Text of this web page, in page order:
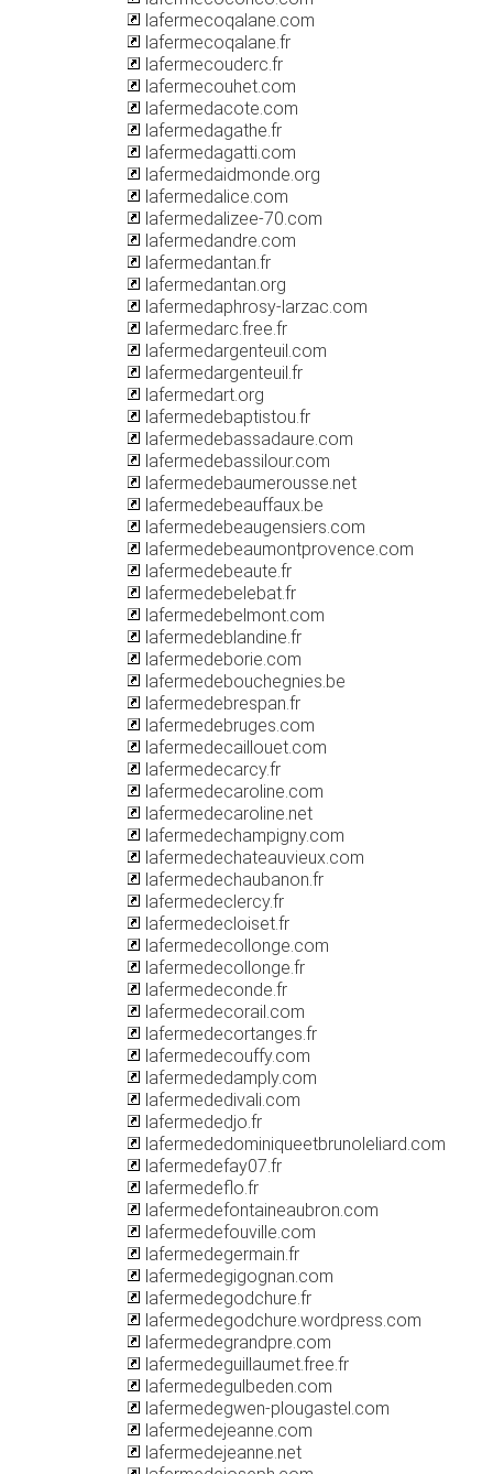
lafermecoqalane.com
lafermecoqalane.fr
lafermecouderc.fr
lafermecouhet.com
lafermedacote.com
lafermedagathe.fr
lafermedagatti.com
lafermedaidmonde.org
lafermedalice.com
lafermedalizee-70.com
lafermedandre.com
lafermedantan.fr
lafermedantan.org
lafermedaphrosy-larzac.com
lafermedarc.free.fr
lafermedargenteuil.com
lafermedargenteuil.fr
lafermedart.org
lafermedebaptistou.fr
lafermedebassadaure.com
lafermedebassilour.com
lafermedebaumerousse.net
lafermedebeauffaux.be
lafermedebeaugensiers.com
lafermedebeaumontprovence.com
lafermedebeaute.fr
lafermedebelebat.fr
lafermedebelmont.com
lafermedeblandine.fr
lafermedeborie.com
lafermedebouchegnies.be
lafermedebrespan.fr
lafermedebruges.com
lafermedecaillouet.com
lafermedecarcy.fr
lafermedecaroline.com
lafermedecaroline.net
lafermedechampigny.com
lafermedechateauvieux.com
lafermedechaubanon.fr
lafermedeclercy.fr
lafermedecloiset.fr
lafermedecollonge.com
lafermedecollonge.fr
lafermedeconde.fr
lafermedecorail.com
lafermedecortanges.fr
lafermedecouffy.com
lafermededamply.com
lafermededivali.com
lafermededjo.fr
lafermededominiqueetbrunoleliard.com
lafermedefay07.fr
lafermedeflo.fr
lafermedefontaineaubron.com
lafermedefouville.com
lafermedegermain.fr
lafermedegigognan.com
lafermedegodchure.fr
lafermedegodchure.wordpress.com
lafermedegrandpre.com
lafermedeguillaumet.free.fr
lafermedegulbeden.com
lafermedegwen-plougastel.com
lafermedejeanne.com
lafermedejeanne.net